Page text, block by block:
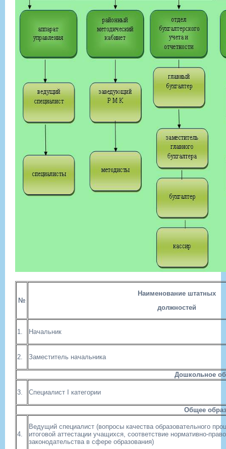
№
Наименование штатных
должностей
1. Начальник
2. Заместитель начальника
Дошкольное
3. Специалист I категории
Общее
4.
Ведущий специалист (вопросы качества образовательного
итоговой аттестации учащихся, соответствие нормативно-
законодательства в сфере образования)